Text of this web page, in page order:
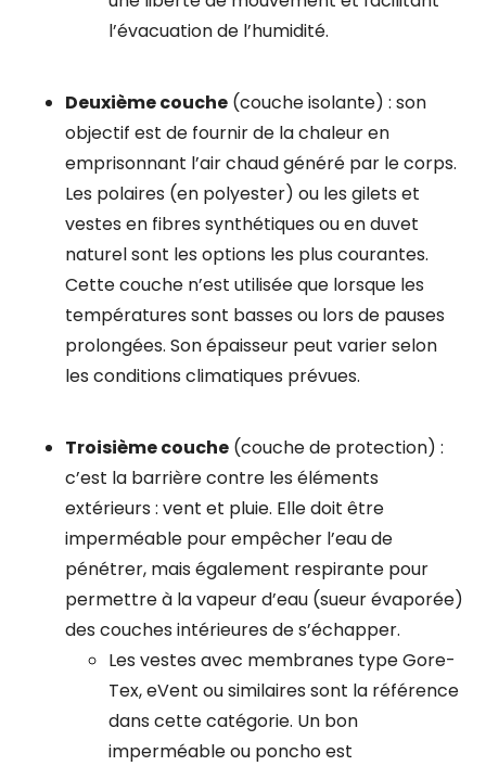
l’évacuation de l’humidité.
Deuxième couche (couche isolante) : son
objectif est de fournir de la chaleur en
emprisonnant l’air chaud généré par le corps.
Les polaires (en polyester) ou les gilets et
vestes en fibres synthétiques ou en duvet
naturel sont les options les plus courantes.
Cette couche n’est utilisée que lorsque les
températures sont basses ou lors de pauses
prolongées. Son épaisseur peut varier selon
les conditions climatiques prévues.
Troisième couche (couche de protection) :
c’est la barrière contre les éléments
extérieurs : vent et pluie. Elle doit être
imperméable pour empêcher l’eau de
pénétrer, mais également respirante pour
permettre à la vapeur d’eau (sueur évaporée)
des couches intérieures de s’échapper.
Les vestes avec membranes type Gore-
Tex, eVent ou similaires sont la référence
dans cette catégorie. Un bon
imperméable ou poncho est